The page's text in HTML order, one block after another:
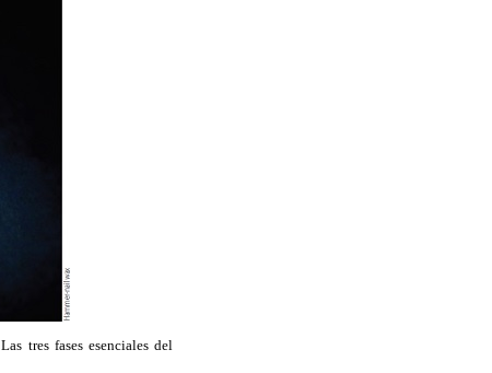
tres fases esenciales del